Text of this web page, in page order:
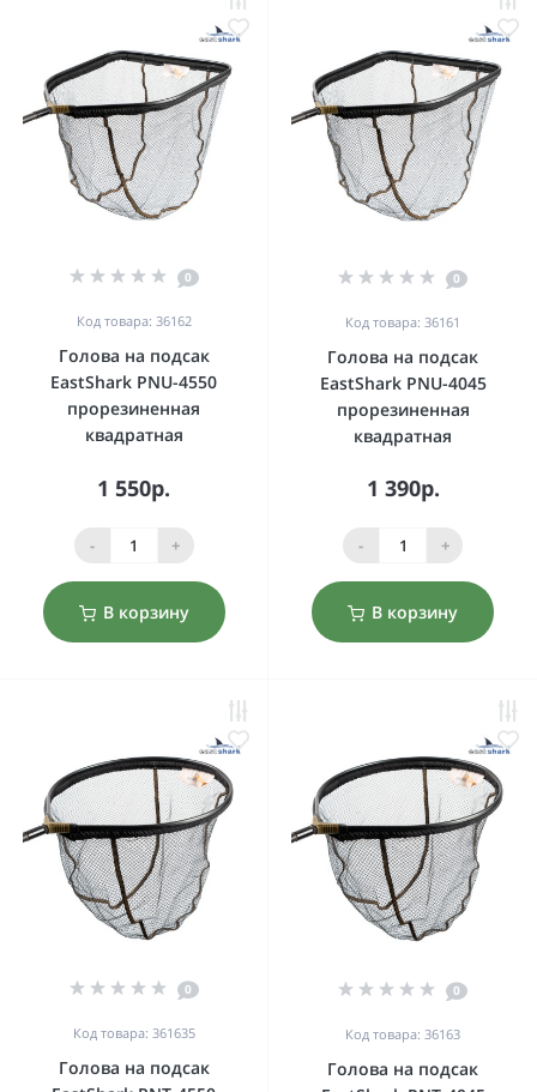
0
Код товара: 36162
Голова на подсак
EastShark PNU-4550
прорезиненная
квадратная
1 550р.
- +
В корзину
0
Код товара: 36161
Голова на подсак
EastShark PNU-4045
прорезиненная
квадратная
1 390р.
- +
В корзину
0
Код товара: 361635
Голова на подсак
0
Код товара: 36163
Голова на подсак